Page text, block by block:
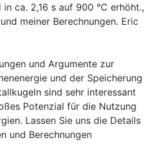
ca. 2,16 s auf 900 °C erhöht.,
meiner Berechnungen. Eric
und Argumente zur
und der Speicherung
sind sehr interessant
Potenzial für die Nutzung
Lassen Sie uns die Details
und Berechnungen